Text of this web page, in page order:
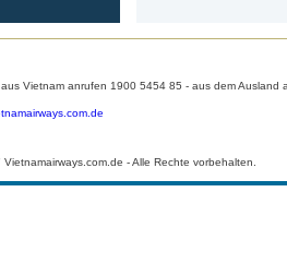
aus Vietnam anrufen 1900 5454 85 - aus dem Ausland
- Alle Rechte vorbehalten.